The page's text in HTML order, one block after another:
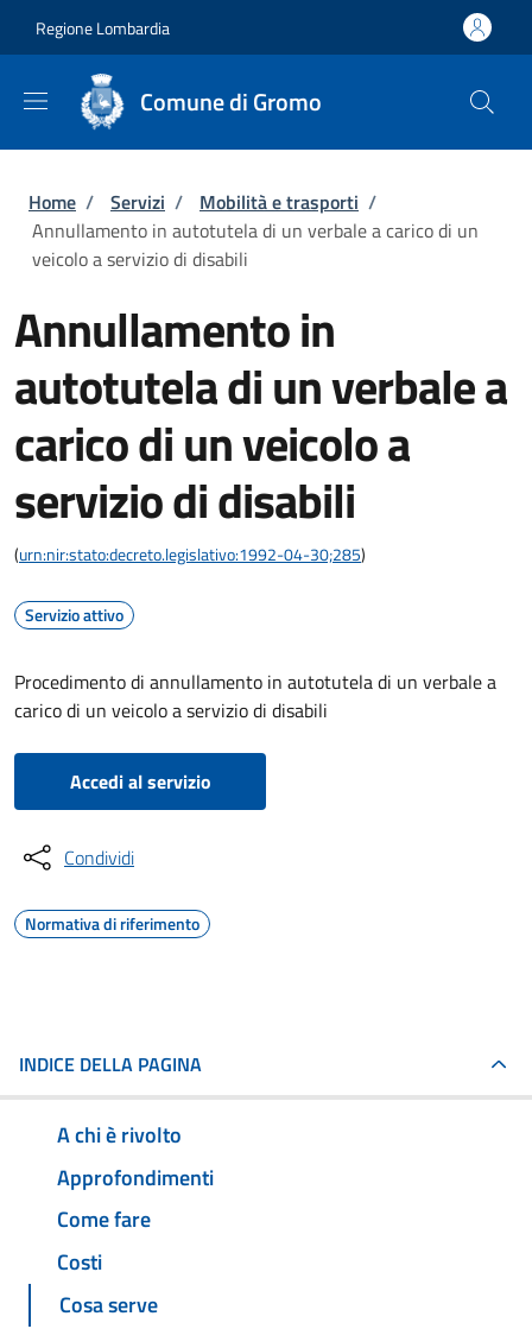
Regione Lombardia
Comune di Gromo
Briciole di pane
Home / Servizi / Mobilità e trasporti /
Annullamento in autotutela di un verbale a carico di un
veicolo a servizio di disabili
Annullamento in
autotutela di un verbale a
carico di un veicolo a
servizio di disabili
(urn:nir:stato:decreto.legislativo:1992-04-30;285)
Servizio attivo
Procedimento di annullamento in autotutela di un verbale a
carico di un veicolo a servizio di disabili
Accedi al servizio
Condividi
Normativa di riferimento
INDICE DELLA PAGINA
A chi è rivolto
Approfondimenti
Come fare
Costi
Cosa serve